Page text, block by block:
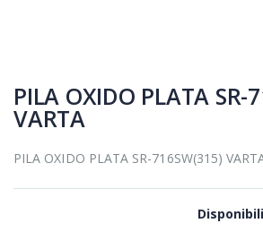
to
the
beginning
the
gallery
PILA OXIDO PLATA SR-
VARTA
PILA OXIDO PLATA SR-716SW(315)